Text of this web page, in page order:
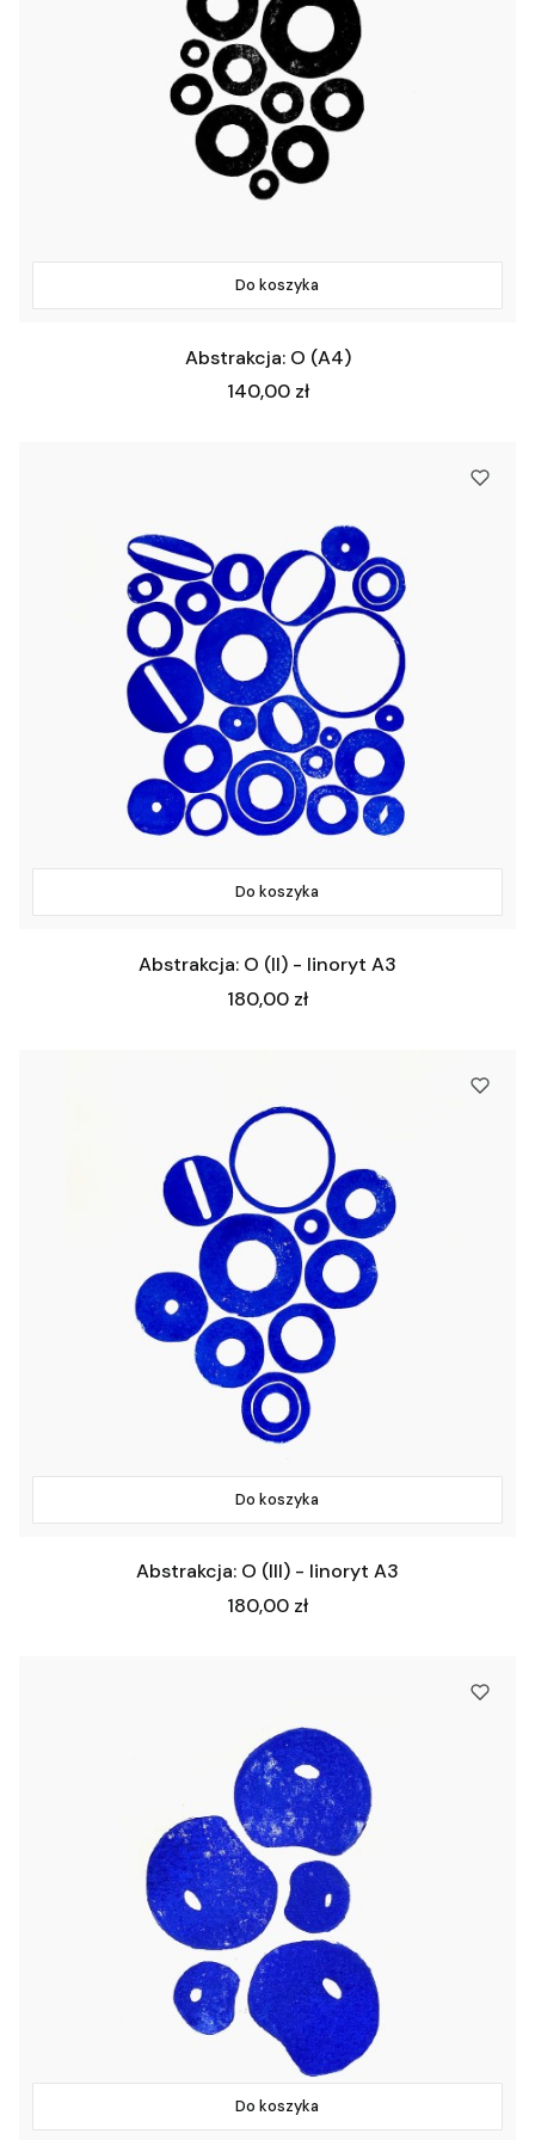
Do koszyka
Abstrakcja: O (A4)
Cena
140,00 zł
Do koszyka
Abstrakcja: O (II) - linoryt A3
Cena
180,00 zł
Do koszyka
Abstrakcja: O (III) - linoryt A3
Cena
180,00 zł
Do koszyka